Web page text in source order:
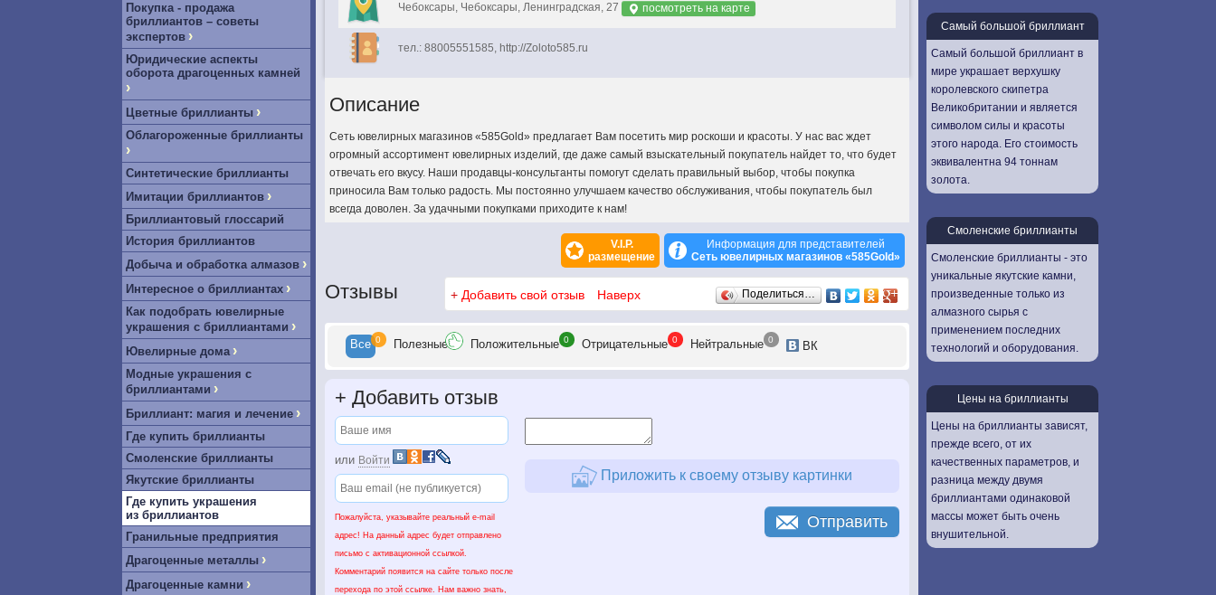
Покупка - продажа
бриллиантов – советы
экспертов ›
Юридические аспекты
оборота драгоценных камней
›
Цветные бриллианты ›
Облагороженные бриллианты
›
Синтетические бриллианты
Имитации бриллиантов ›
Бриллиантовый глоссарий
История бриллиантов
Добыча и обработка алмазов ›
Интересное о бриллиантах ›
Как подобрать ювелирные
украшения с бриллиантами ›
Ювелирные дома ›
Модные украшения с
бриллиантами ›
Бриллиант: магия и лечение ›
Где купить бриллианты
Смоленские бриллианты
Якутские бриллианты
Где купить украшения
из бриллиантов
Гранильные предприятия
Драгоценные металлы ›
Драгоценные камни ›
Чебоксары, Чебоксары, Ленинградская, 27 посмотреть на карте
тел.: 88005551585, http://Zoloto585.ru
Описание
Сеть ювелирных магазинов «585Gold» предлагает Вам посетить мир роскоши и красоты. У нас вас ждет
огромный ассортимент ювелирных изделий, где даже самый взыскательный покупатель найдет то, что будет
отвечать его вкусу. Наши продавцы-консультанты помогут сделать правильный выбор, чтобы покупка
приносила Вам только радость. Мы постоянно улучшаем качество обслуживания, чтобы покупатель был
всегда доволен. За удачными покупками приходите к нам!
V.I.P.
размещение
Информация для представителей
Сеть ювелирных магазинов «585Gold»
Отзывы + Добавить свой отзыв Наверх Поделиться…
Все 0 Полезные Положительные 0 Отрицательные 0 Нейтральные 0 ВК
+ Добавить отзыв
или Войти
Пожалуйста, указывайте реальный e-mail
адрес! На данный адрес будет отправлено
письмо с активационной ссылкой.
Комментарий появится на сайте только после
перехода по этой ссылке. Нам важно знать,
Приложить к своему отзыву картинки
Отправить
Самый большой бриллиант
Самый большой бриллиант в
мире украшает верхушку
королевского скипетра
Великобритании и является
символом силы и красоты
этого народа. Его стоимость
эквивалентна 94 тоннам
золота.
Смоленские бриллианты
Смоленские бриллианты - это
уникальные якутские камни,
произведенные только из
алмазного сырья с
применением последних
технологий и оборудования.
Цены на бриллианты
Цены на бриллианты зависят,
прежде всего, от их
качественных параметров, и
разница между двумя
бриллиантами одинаковой
массы может быть очень
внушительной.